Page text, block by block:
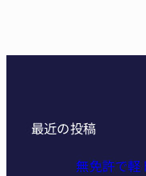
最近の投稿
無免許で